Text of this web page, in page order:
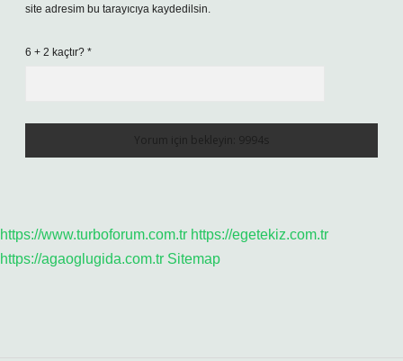
site adresim bu tarayıcıya kaydedilsin.
6 + 2 kaçtır? *
https://www.turboforum.com.tr https://egetekiz.com.tr
https://agaoglugida.com.tr Sitemap